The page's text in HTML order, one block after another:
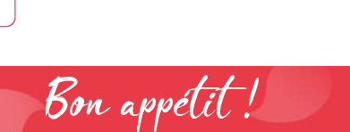
Bon appétit !